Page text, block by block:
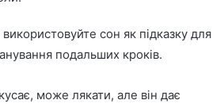
використовуйте сон як підказку для
подальших кроків.
може лякати, але він дає